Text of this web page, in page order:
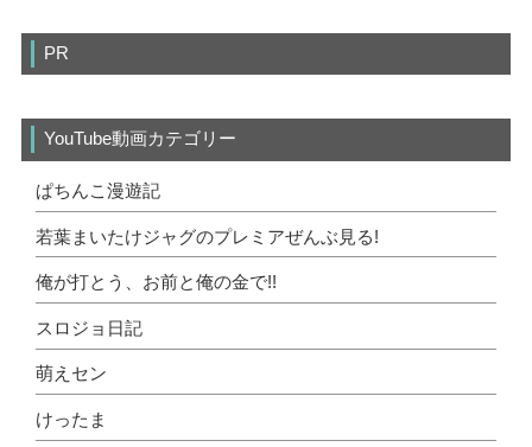
PR
YouTube動画カテゴリー
ぱちんこ漫遊記
若葉まいたけジャグのプレミアぜんぶ見る!
俺が打とう、お前と俺の金で!!
スロジョ日記
萌えセン
けったま